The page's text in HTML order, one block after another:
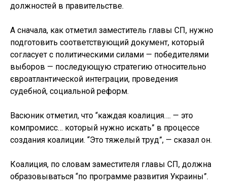
должностей в правительстве.
А сначала, как отметил заместитель главы СП, нужно
подготовить соответствующий документ, который
согласует с политическими силами — победителями
выборов — последующую стратегию относительно
євроатлантической интеграции, проведения
судебной, социальной реформ.
Васюник отметил, что “каждая коалиция…. — это
компромисс… который нужно искать” в процессе
создания коалиции. “Это тяжелый труд”, — сказал он.
Коалиция, по словам заместителя главы СП, должна
образовываться “по программе развития Украины”.